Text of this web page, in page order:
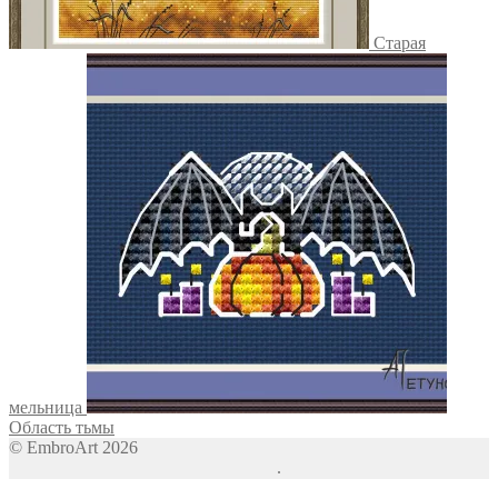
Старая
мельница
Область тьмы
© EmbroArt 2026
.